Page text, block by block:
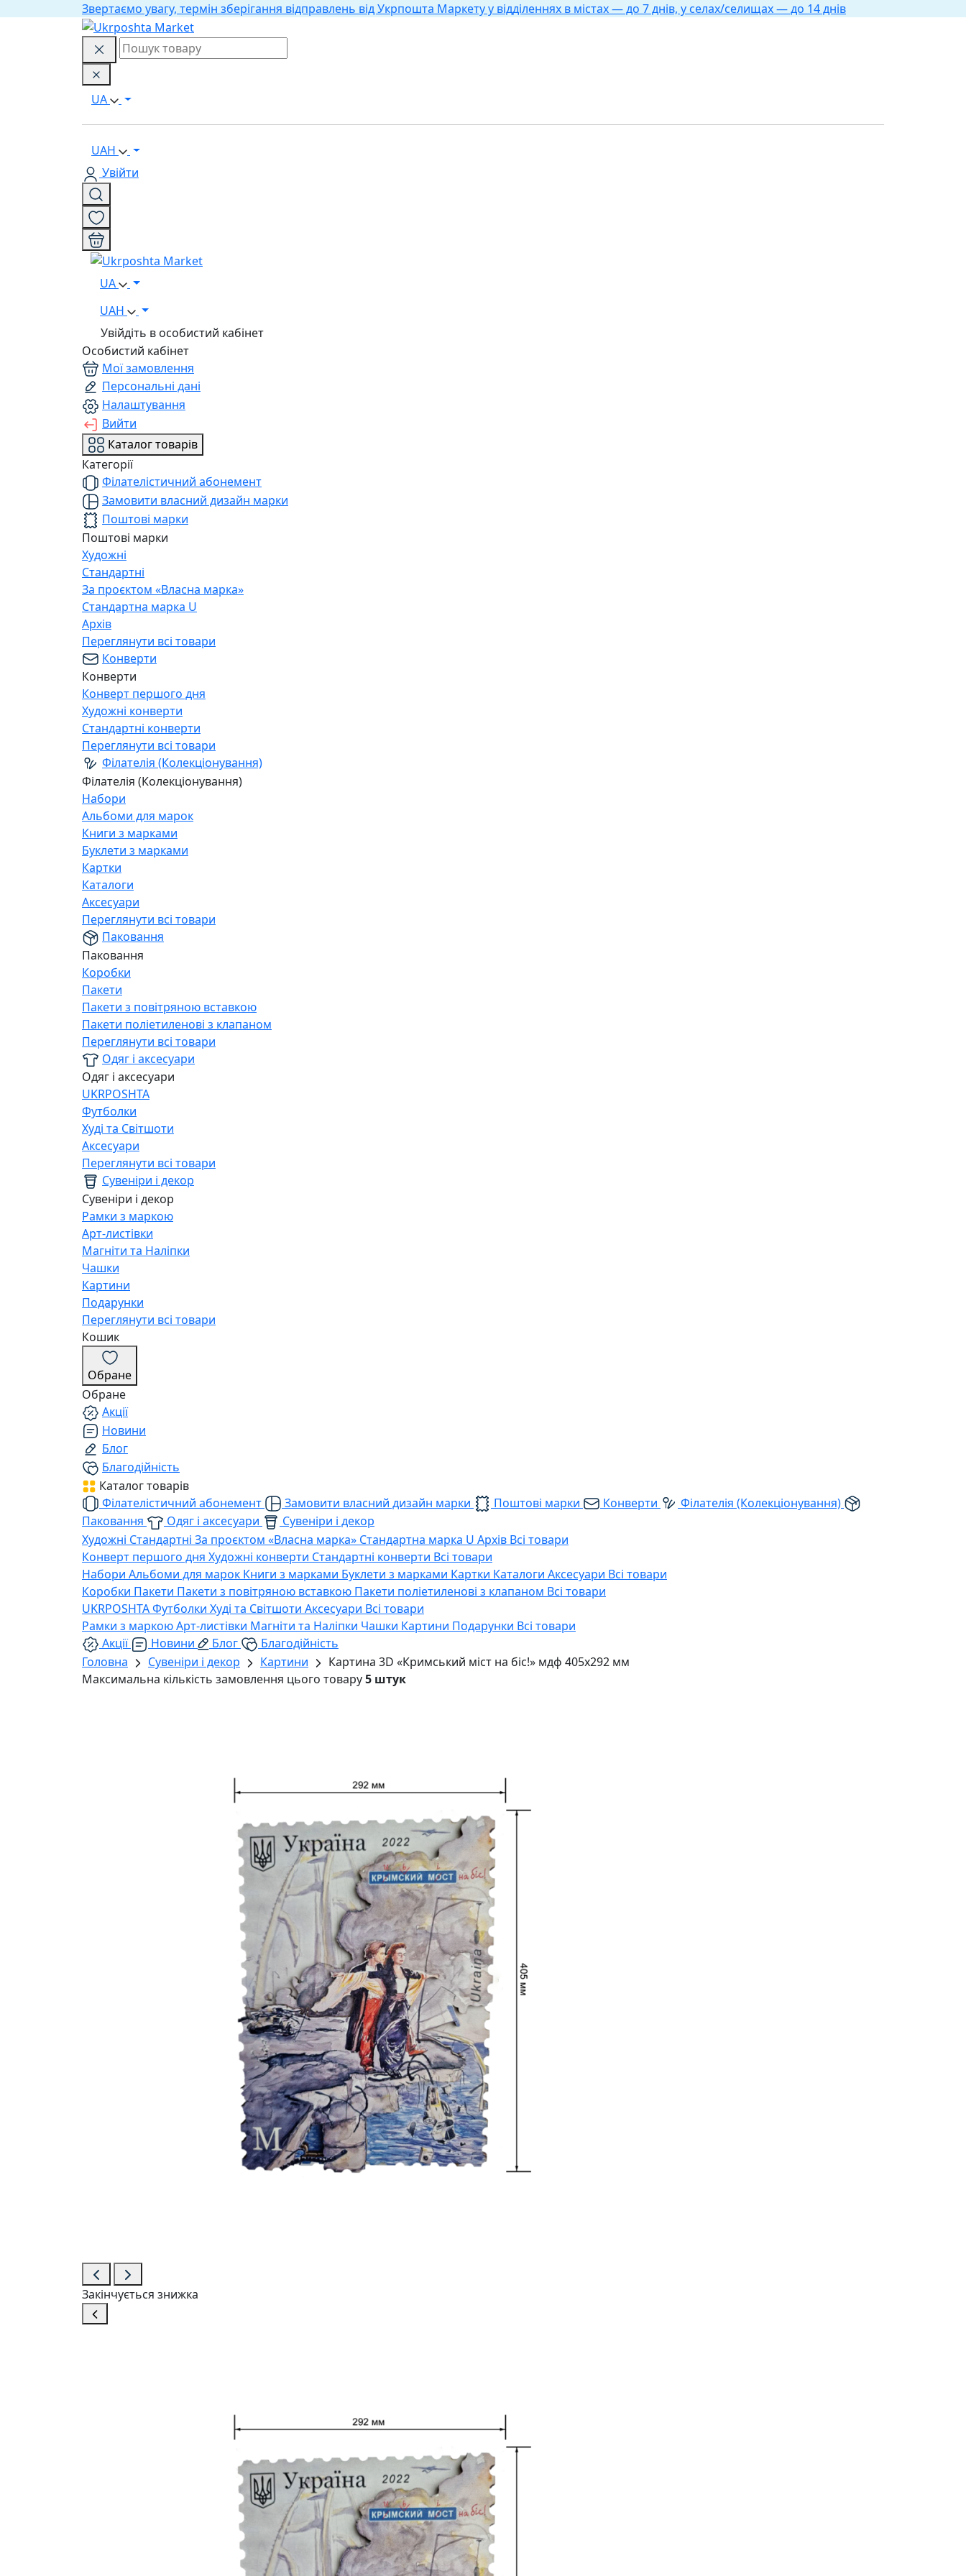
Звертаємо увагу, термін зберігання відправлень від Укрпошта Маркету у відділеннях в містах — до 7 днів, у селах/селищах — до 14 днів
UA
UAH
Увійти
UA
UAH
Увійдіть в особистий кабінет
Особистий кабінет
Мої замовлення
Персональні дані
Налаштування
Вийти
Каталог товарів
Категорії
Філателістичний абонемент
Замовити власний дизайн марки
Поштові марки
Поштові марки
Художні
Стандартні
За проєктом «Власна марка»
Стандартна марка U
Архів
Переглянути всі товари
Конверти
Конверти
Конверт першого дня
Художні конверти
Стандартні конверти
Переглянути всі товари
Філателія (Колекціонування)
Філателія (Колекціонування)
Набори
Альбоми для марок
Книги з марками
Буклети з марками
Картки
Каталоги
Аксесуари
Переглянути всі товари
Паковання
Паковання
Коробки
Пакети
Пакети з повітряною вставкою
Пакети поліетиленові з клапаном
Переглянути всі товари
Одяг і аксесуари
Одяг і аксесуари
UKRPOSHTA
Футболки
Худі та Світшоти
Аксесуари
Переглянути всі товари
Сувеніри і декор
Сувеніри і декор
Рамки з маркою
Арт-листівки
Магніти та Наліпки
Чашки
Картини
Подарунки
Переглянути всі товари
Кошик
Обране
Обране
Акції
Новини
Блог
Благодійність
Каталог товарів
Філателістичний абонемент
Замовити власний дизайн марки Поштові марки Конверти
Філателія (Колекціонування)
Паковання
Одяг і аксесуари
Сувеніри і декор
Художні Стандартні За проєктом «Власна марка» Стандартна марка U Архів Всі товари
Конверт першого дня Художні конверти Стандартні конверти Всі товари
Набори Альбоми для марок Книги з марками Буклети з марками Картки Каталоги Аксесуари Всі товари
Коробки Пакети Пакети з повітряною вставкою Пакети поліетиленові з клапаном Всі товари
UKRPOSHTAФутболки Худі та Світшоти Аксесуари Всі товари
Рамки з маркоюАрт-листівки Магніти та Наліпки Чашки Картини Подарунки Всі товари
Акції
Новини Блог
Благодійність
Головна
Сувеніри і декор Картини
Картина 3D «Кримський міст на біс!» мдф 405х292 мм
Максимальна кількість замовлення цього товару5 штук
Закінчується знижка